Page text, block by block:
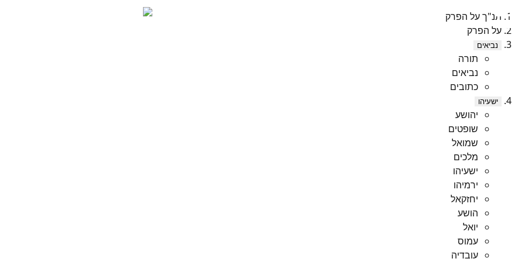
תנ"ך על הפרק
על הפרק
נביאים
תורה
נביאים
כתובים
ישעיהו
יהושע
שופטים
שמואל
מלכים
ישעיהו
ירמיהו
יחזקאל
הושע
יואל
עמוס
עובדיה